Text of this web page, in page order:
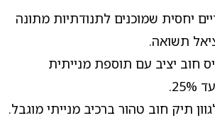
יחסית שמוכנים לתנודתיות מתונה
תשואה.
חוב יציב עם תוספת מנייתית
תיק חוב טהור ברכיב מנייתי מוגבל.